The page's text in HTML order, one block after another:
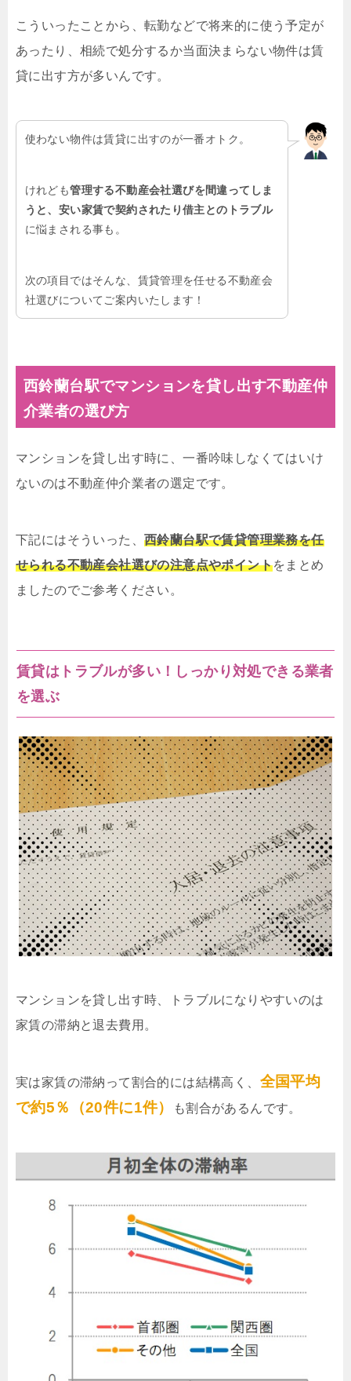
こういったことから、転勤などで将来的に使う予定が
あったり、相続で処分するか当面決まらない物件は賃
貸に出す方が多いんです。
使わない物件は賃貸に出すのが一番オトク。
けれども管理する不動産会社選びを間違ってしま
うと、安い家賃で契約されたり借主とのトラブル
に悩まされる事も。
次の項目ではそんな、賃貸管理を任せる不動産会
社選びについてご案内いたします！
西鈴蘭台駅でマンションを貸し出す不動産仲
介業者の選び方
マンションを貸し出す時に、一番吟味しなくてはいけ
ないのは不動産仲介業者の選定です。
下記にはそういった、 西鈴蘭台駅で賃貸管理業務を任
せられる不動産会社選びの注意点やポイントをまとめ
ましたのでご参考ください。
賃貸はトラブルが多い！しっかり対処できる業者
を選ぶ
マンションを貸し出す時、トラブルになりやすいのは
家賃の滞納と退去費用。
実は家賃の滞納って割合的には結構高く、 全国平均
で約5％（20件に1件）
も割合があるんです。